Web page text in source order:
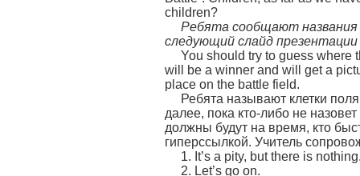
children?
Ребята сообщают названия
следующий слайд
You should try to guess where
will be a winner and will get a
place on the battle field.
Ребята называют клетки
далее, пока кто-либо не
должны будут на время, кто
гиперссылкой. Учитель
1. It’s a pity, but there is
2. Let’s go on.